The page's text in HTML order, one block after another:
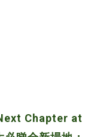
Chapter at